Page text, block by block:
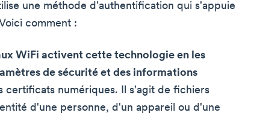
une méthode d'authentification qui s'appuie
comment :
WiFi activent cette technologie en les
de sécurité et des informations
certificats numériques. Il s'agit de fichiers
d'une personne, d'un appareil ou d'une